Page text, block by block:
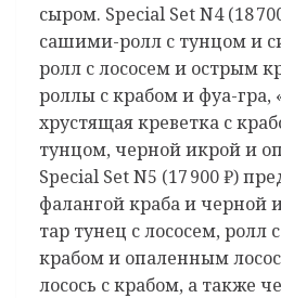
сыром. Special Set N4 (18
сашими-ролл с тунцом и
ролл с лососем и острым
роллы с крабом и фуа-гра,
хрустящая креветка с
тунцом, черной икрой и
Special Set N5 (17 900 ₽)
фалангой краба и черной
тар тунец с лососем,
крабом и опаленным
лосось с крабом, а также